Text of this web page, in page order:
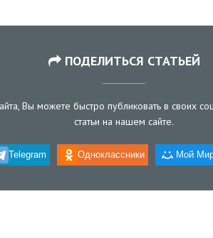
ПОДЕЛИТЬСЯ СТАТЬЕЙ
Вы можете быстро публиковать в своих
статьи на нашем сайте.
Telegram Одноклассники Мой